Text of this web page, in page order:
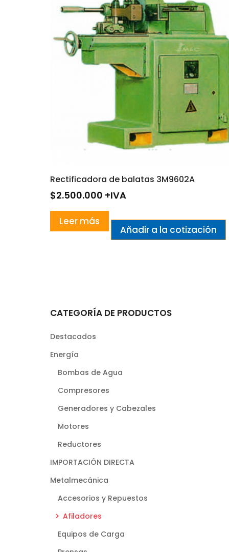
Rectificadora de balatas 3M9602A
$2.500.000 +IVA
Leer más
Añadir a la cotización
CATEGORÍA DE PRODUCTOS
Destacados
Energía
Bombas de Agua
Compresores
Generadores y Cabezales
Motores
Reductores
IMPORTACIÓN DIRECTA
Metalmecánica
Accesorios y Repuestos
Afiladores
Equipos de Carga